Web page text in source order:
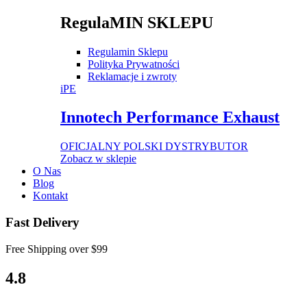
RegulaMIN SKLEPU
Regulamin Sklepu
Polityka Prywatności
Reklamacje i zwroty
iPE
Innotech Performance Exhaust
OFICJALNY POLSKI DYSTRYBUTOR
Zobacz w sklepie
O Nas
Blog
Kontakt
Fast Delivery
Free Shipping over$99
4.8